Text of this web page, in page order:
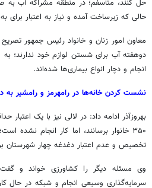
حل کنند، متأسفم؛ در منطقه مشراگهآب به
حالی که زیرساخت آمده و نیاز به اعتبار برای
معاون امور زنان و خانوادرئیس جمهور تصریح
دوهفته آب برای شستن لوازم خود ندارند؛ به
انجام و دچار انواع بیماری‌ها شده‌اند.
نشست کردن خانه‌ها در رامهرمز و رامشیربه
بهروزآذر ادامه داد: در لالی نیز با یک اعتبار
۳۵۰ خانوار برسانند، اما کار انجام نشده است؛ تقریباً همه شبکه
تخصیص و عدم اعتبار دغدغه چهار شهرستان
وی مسئله دیگر را کشاورزی خواند و
سرمایه‌گذاری وسیعی انجام و شبکه در حال